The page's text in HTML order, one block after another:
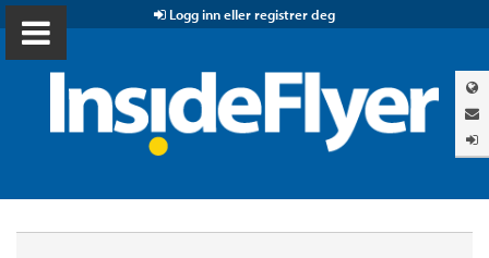
Logg inn eller registrer deg